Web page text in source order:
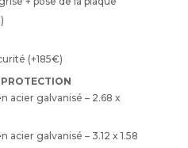
)
(+185€)
acier galvanisé – 2.68 x
acier galvanisé – 3.12 x 1.58